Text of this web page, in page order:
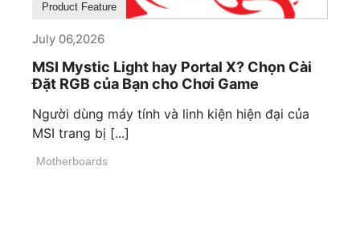
Product Feature
July 06,2026
MSI Mystic Light hay Portal X? Chọn Cài
Đặt RGB của Bạn cho Chơi Game
Người dùng máy tính và linh kiện hiện đại của
MSI trang bị [...]
Motherboards